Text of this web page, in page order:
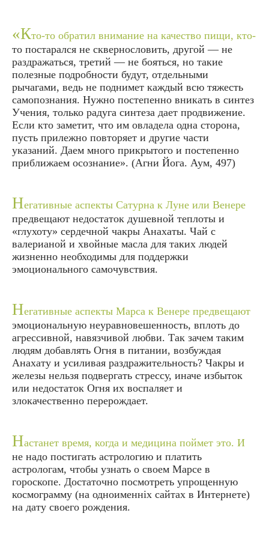
«Кто-то обратил внимание на качество пищи, кто-
то постарался не сквернословить, другой — не
раздражаться, третий — не бояться, но такие
полезные подробности будут, отдельными
рычагами, ведь не поднимет каждый всю тяжесть
самопознания. Нужно постепенно вникать в синтез
Учения, только радуга синтеза дает продвижение.
Если кто заметит, что им овладела одна сторона,
пусть прилежно повторяет и другие части
указаний. Даем много прикрытого и постепенно
приближаем осознание». (Агни Йога. Аум, 497)
Негативные аспекты Сатурна к Луне или Венере
предвещают недостаток душевной теплоты и
«глухоту» сердечной чакры Анахаты. Чай с
валерианой и хвойные масла для таких людей
жизненно необходимы для поддержки
эмоционального самочувствия.
Негативные аспекты Марса к Венере предвещают
эмоциональную неуравновешенность, вплоть до
агрессивной, навязчивой любви. Так зачем таким
людям добавлять Огня в питании, возбуждая
Анахату и усиливая раздражительность? Чакры и
железы нельзя подвергать стрессу, иначе избыток
или недостаток Огня их воспаляет и
злокачественно перерождает.
Настанет время, когда и медицина поймет это. И
не надо постигать астрологию и платить
астрологам, чтобы узнать о своем Марсе в
гороскопе. Достаточно посмотреть упрощенную
космограмму (на одноименніх сайтах в Интернете)
на дату своего рождения.